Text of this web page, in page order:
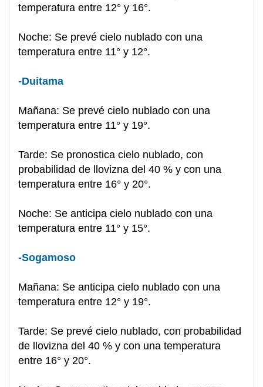
temperatura entre 12° y 16°.
Noche: Se prevé cielo nublado con una
temperatura entre 11° y 12°.
-Duitama
Mañana: Se prevé cielo nublado con una
temperatura entre 11° y 19°.
Tarde: Se pronostica cielo nublado, con
probabilidad de llovizna del 40 % y con una
temperatura entre 16° y 20°.
Noche: Se anticipa cielo nublado con una
temperatura entre 11° y 15°.
-Sogamoso
Mañana: Se anticipa cielo nublado con una
temperatura entre 12° y 19°.
Tarde: Se prevé cielo nublado, con probabilidad
de llovizna del 40 % y con una temperatura
entre 16° y 20°.